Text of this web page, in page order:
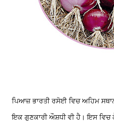
ਪਿਆਜ਼ ਭਾਰਤੀ ਰਸੋਈ ਵਿਚ ਅਹਿਮ
ਇਕ ਗੁਣਕਾਰੀ ਔਸ਼ਧੀ ਵੀ ਹੈ। ਇਸ